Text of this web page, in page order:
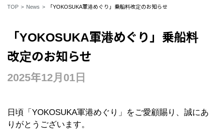
TOP News 「YOKOSUKA軍港めぐり」乗船料改定のお知らせ
「YOKOSUKA軍港めぐり」乗船料
改定のお知らせ
2025年12月01日
日頃「YOKOSUKA軍港めぐり」をご愛顧賜り、誠にあ
りがとうございます。